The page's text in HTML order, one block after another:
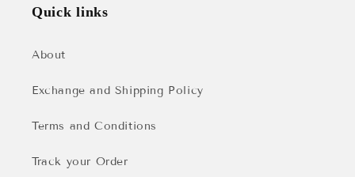
Quick links
About
Exchange and Shipping Policy
Terms and Conditions
Track your Order